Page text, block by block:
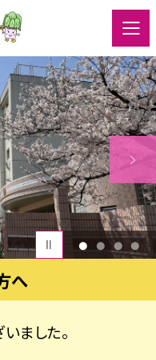
1 2 3 4
へ
ました。